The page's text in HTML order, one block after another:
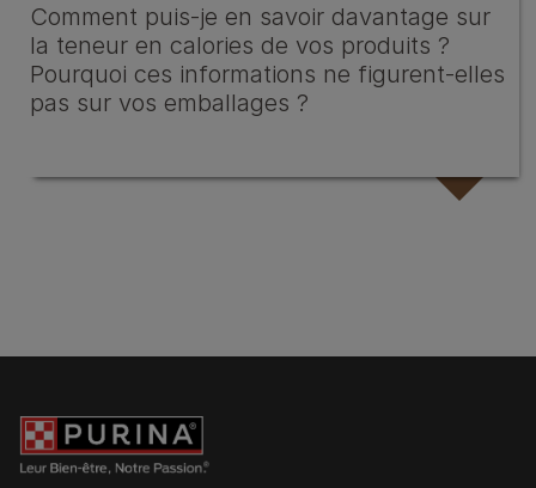
Comment puis-je en savoir davantage sur
la teneur en calories de vos produits ?
Pourquoi ces informations ne figurent-elles
pas sur vos emballages ?